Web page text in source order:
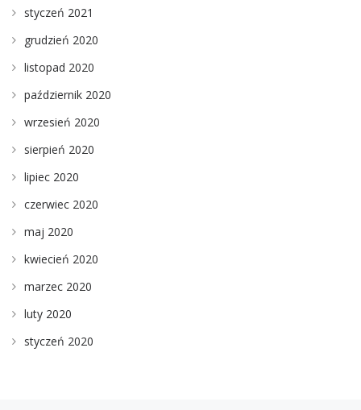
styczeń 2021
grudzień 2020
listopad 2020
październik 2020
wrzesień 2020
sierpień 2020
lipiec 2020
czerwiec 2020
maj 2020
kwiecień 2020
marzec 2020
luty 2020
styczeń 2020